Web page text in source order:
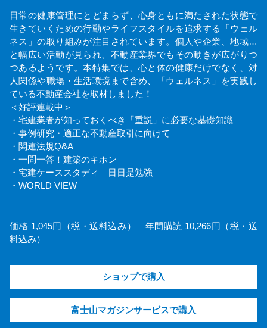
日常の健康管理にとどまらず、心身ともに満たされた状態で
生きていくための行動やライフスタイルを追求する「ウェル
ネス」の取り組みが注目されています。個人や企業、地域…
と幅広い活動が見られ、不動産業界でもその動きが広がりつ
つあるようです。本特集では、心と体の健康だけでなく、対
人関係や職場・生活環境まで含め、「ウェルネス」を実践し
ている不動産会社を取材しました！
＜好評連載中＞
・宅建業者が知っておくべき「重説」に必要な基礎知識
・事例研究・適正な不動産取引に向けて
・関連法規Q&A
・一問一答！建築のキホン
・宅建ケーススタディ 日日是勉強
・WORLD VIEW
価格 1,045円（税・送料込み） 年間購読 10,266円（税・送
料込み）
ショップで購入
富士山マガジンサービスで購入